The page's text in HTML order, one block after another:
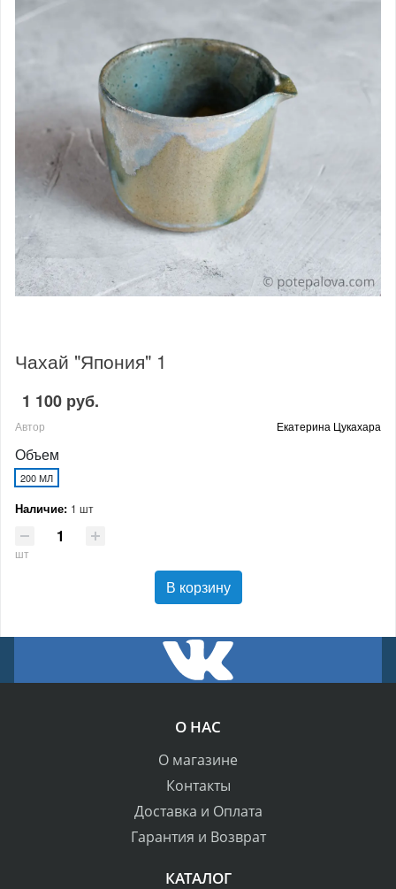
Чахай "Япония" 1
1 100 руб.
Автор Екатерина Цукахара
Объем
200 МЛ
Наличие: 1 шт
шт
В корзину
О НАС
О магазине
Контакты
Доставка и Оплата
Гарантия и Возврат
КАТАЛОГ